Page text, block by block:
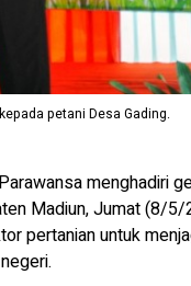
petani Desa Gading.
menghadiri
Madiun, Jumat (8/
pertanian untuk